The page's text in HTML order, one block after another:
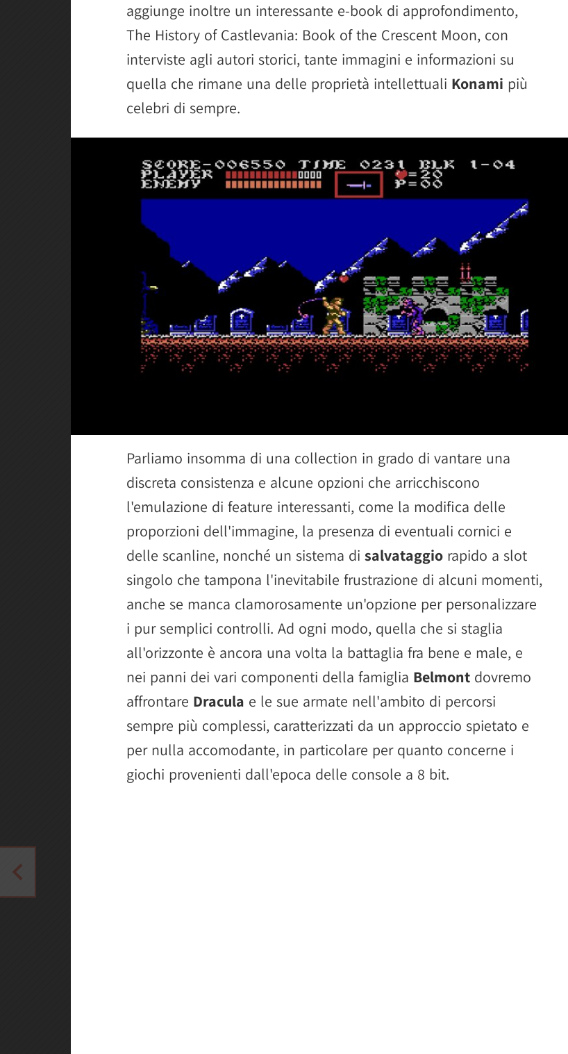
aggiunge inoltre un interessante e-book di approfondimento,
The History of Castlevania: Book of the Crescent Moon, con
interviste agli autori storici, tante immagini e informazioni su
quella che rimane una delle proprietà intellettuali Konami più
celebri di sempre.
Parliamo insomma di una collection in grado di vantare una
discreta consistenza e alcune opzioni che arricchiscono
l'emulazione di feature interessanti, come la modifica delle
proporzioni dell'immagine, la presenza di eventuali cornici e
delle scanline, nonché un sistema di salvataggio rapido a slot
singolo che tampona l'inevitabile frustrazione di alcuni momenti,
anche se manca clamorosamente un'opzione per personalizzare
i pur semplici controlli. Ad ogni modo, quella che si staglia
all'orizzonte è ancora una volta la battaglia fra bene e male, e
nei panni dei vari componenti della famiglia Belmont dovremo
affrontare Dracula e le sue armate nell'ambito di percorsi
sempre più complessi, caratterizzati da un approccio spietato e
per nulla accomodante, in particolare per quanto concerne i
giochi provenienti dall'epoca delle console a 8 bit.